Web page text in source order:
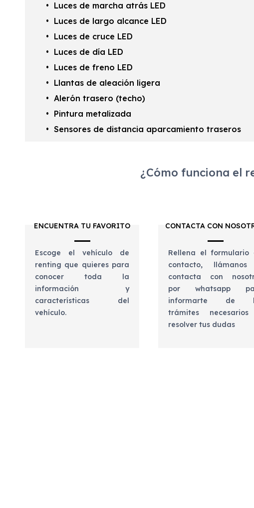
Luces de marcha atrás LED
Luces de largo alcance LED
Luces de cruce LED
Luces de día LED
Luces de freno LED
Llantas de aleación ligera
Alerón trasero (techo)
Pintura metalizada
Sensores de distancia aparcamiento traseros
¿Cómo funciona el
ENCUENTRA TU FAVORITO
Escoge el vehículo de
renting que quieres para
conocer toda la
información y
características del
vehículo.
CONTACTA CON
Rellena el formulario
contacto,
contacta con
por whatsapp
informarte de
trámites
resolver tus dudas